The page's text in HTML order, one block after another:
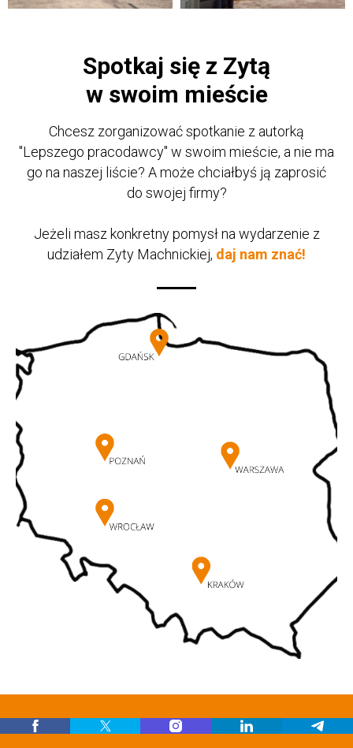
Spotkaj się z Zytą
w swoim mieście
Chcesz zorganizować spotkanie z autorką
"Lepszego pracodawcy" w swoim mieście, a nie ma
go na naszej liście? A może chciałbyś ją zaprosić
do swojej firmy?
Jeżeli masz konkretny pomysł na wydarzenie z
udziałem Zyty Machnickiej, daj nam znać!